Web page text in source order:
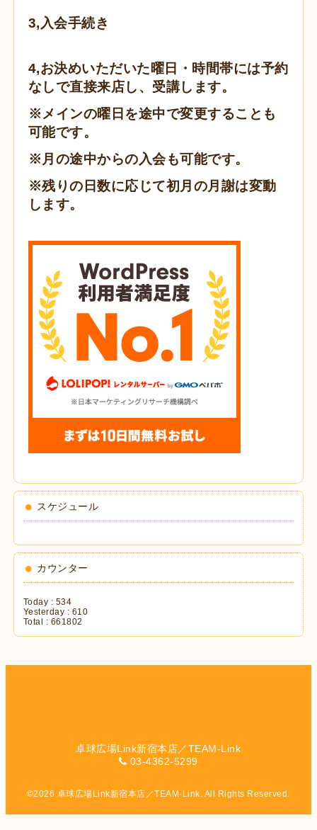
3,入会手続き
4,お決めいただいた曜日・時間帯には予約
なしで直接来店し、受講します。
※メインの曜日を途中で変更することも
可能です。
※月の途中からの入会も可能です。
※残りの日数に応じて初月の月謝は変動
します。
スケジュール
カウンター
Today : 534
Yesterday : 610
Total : 661802
卓球広場Link新宿本店／TEAM-Link
03-4362-5299
©2026 卓球広場Link新宿本店／TEAM-Link . All Rights Reserved.